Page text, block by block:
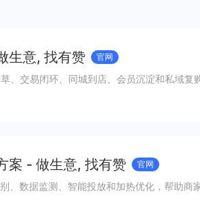
生意, 找有赞 官网
、交易闭环、同城到店、会员沉淀和私域复
案 - 做生意, 找有赞 官网
、数据监测、智能投放和加热优化，帮助商